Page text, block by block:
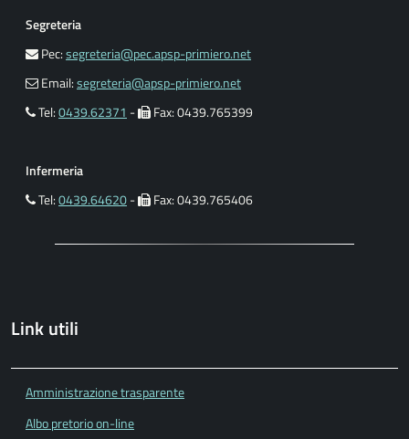
Segreteria
Pec:segreteria@pec.apsp-primiero.net
Email:segreteria@apsp-primiero.net
Tel:0439.62371 - Fax: 0439.765399
Infermeria
Tel:0439.64620- Fax: 0439.765406
Link utili
Amministrazione trasparente
Albo pretorio on-line